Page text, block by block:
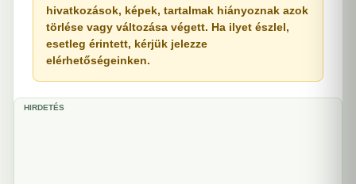
hivatkozások, képek, tartalmak hiányoznak azok
törlése vagy változása végett. Ha ilyet észlel,
esetleg érintett, kérjük jelezze
elérhetőségeinken.
HIRDETÉS